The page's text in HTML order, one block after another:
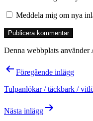
Meddela mig om nya
Denna webbplats
Inläggsnavigering
Föregående inlägg
Tulpanlökar / täckbark /
Nästa inlägg